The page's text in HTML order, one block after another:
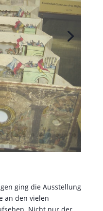
ging die Ausstellung
an den vielen
Nicht nur der
des Karnevals in
vielmehr ist es
Alltags in dieser
transportiert
zu bringen.
unter anderen: